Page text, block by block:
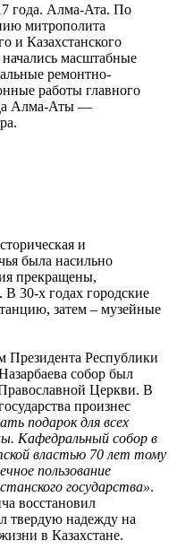
года. Алма-Ата. По
митрополита
и Казахстанского
масштабные
ремонтно-
работы главного
Алма-Аты —
и
была насильно
прекращены,
30-х годах городские
затем – музейные
Президента Республики
собор был
Церкви. В
произнес
подарок для всех
Кафедральный собор в
властью 70 лет тому
пользование
государства».
восстановил
твердую надежду на
в Казахстане.